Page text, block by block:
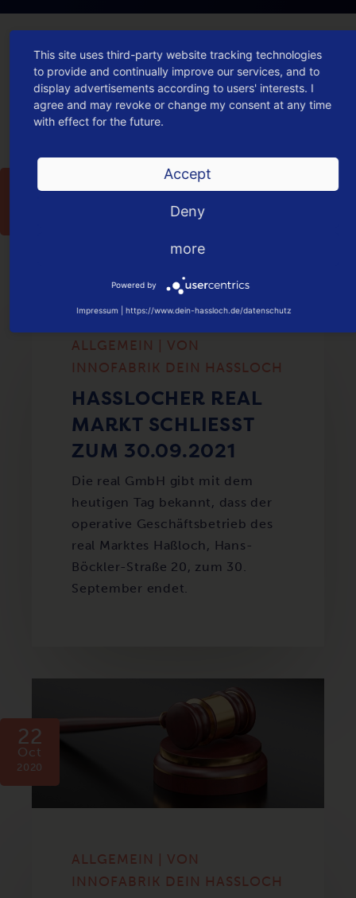
MEHR AUS DER KATEGORIE
"ALLGEMEIN"
27
ALLGEMEIN | VON
INNOFABRIK DEIN HASSLOCH
HASSLOCHER REAL M
ARKT SCHLIESST ZU
M 30.09.2021
Die real GmbH gibt mit dem
heutigen Tag bekannt, dass der
operative Geschäftsbetrieb des
real Marktes Haßloch, Hans-
Böckler-Straße 20, zum 30.
September endet.
22
Oct
2020
ALLGEMEIN | VON
INNOFABRIK DEIN HASSLOCH
This site uses third-party website tracking technologies
to provide and continually improve our services, and to
display advertisements according to users' interests. I
agree and may revoke or change my consent at any time
with effect for the future.
Accept
Deny
more
Powered by
Impressum https://www.dein-hassloch.de/datenschutz